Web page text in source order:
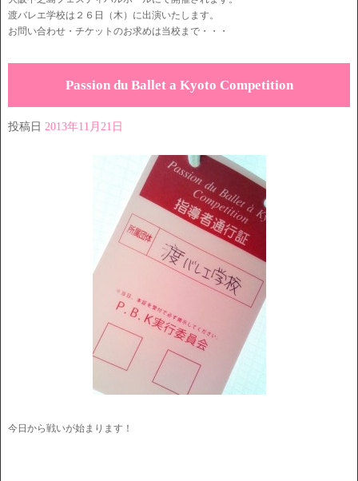
渡バレエ学校は２６日（木）に出演いたします。
お問い合わせ・チケットのお求めは当校まで・・・
Passion du Ballet a Kyoto Competition
投稿日 2013年11月21日
今日から戦いが始まります！